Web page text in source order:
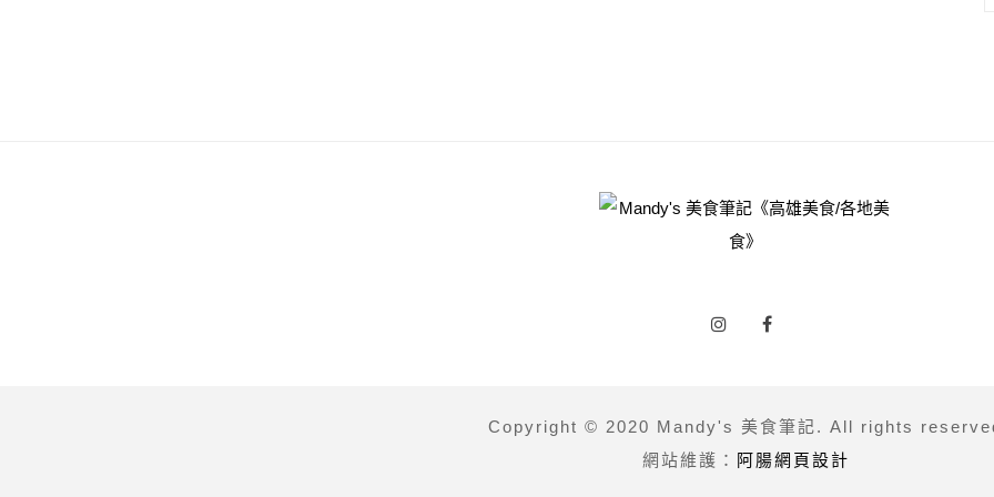
Copyright © 2020 Mandy's 美食筆記. All rights
網站維護： 阿腸網頁設計